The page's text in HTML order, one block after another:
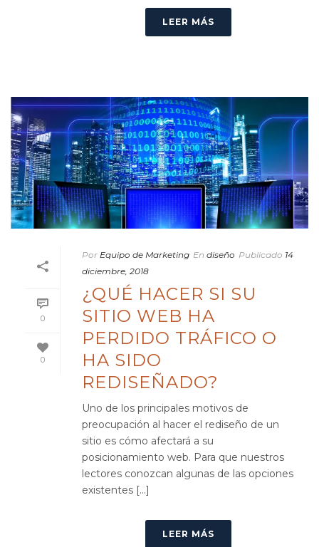
LEER MÁS
0
0
Por Equipo de Marketing En diseño Publicado 14
diciembre, 2018
¿QUÉ HACER SI SU
SITIO WEB HA
PERDIDO TRÁFICO O
HA SIDO
REDISEÑADO?
Uno de los principales motivos de
preocupación al hacer el rediseño de un
sitio es cómo afectará a su
posicionamiento web. Para que nuestros
lectores conozcan algunas de las opciones
existentes [...]
LEER MÁS